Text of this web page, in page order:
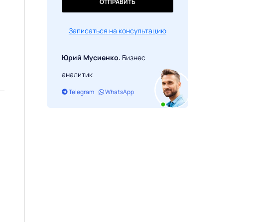
ОТПРАВИТЬ
Записаться на консультацию
Юрий Мусиенко. Бизнес
аналитик
Telegram WhatsApp